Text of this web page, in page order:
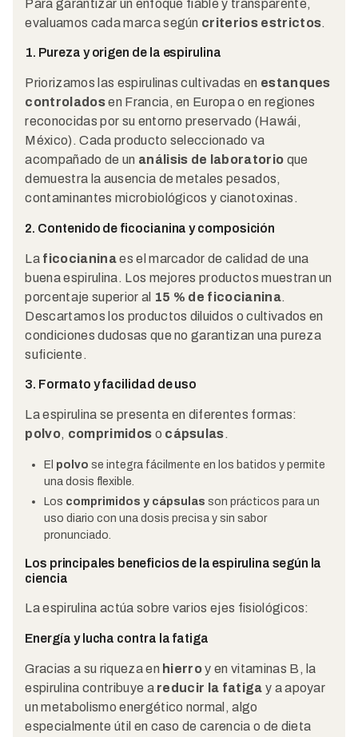
Para garantizar un enfoque fiable y transparente,
evaluamos cada marca según criterios estrictos.
1. Pureza y origen de la espirulina
Priorizamos las espirulinas cultivadas en estanques
controladosen Francia, en Europa o en regiones
reconocidas por su entorno preservado (Hawái,
México). Cada producto seleccionado va
acompañado de un análisis de laboratorio que
demuestra la ausencia de metales pesados,
contaminantes microbiológicos y cianotoxinas.
2. Contenido de ficocianina y composición
La ficocianinaes el marcador de calidad de una
buena espirulina. Los mejores productos muestran un
porcentaje superior al 15 % de ficocianina.
Descartamos los productos diluidos o cultivados en
condiciones dudosas que no garantizan una pureza
suficiente.
3. Formato y facilidad de uso
La espirulina se presenta en diferentes formas:
polvo, comprimidos o cápsulas.
El polvo se integra fácilmente en los batidos y permite
una dosis flexible.
Los comprimidos y cápsulas son prácticos para un
uso diario con una dosis precisa y sin sabor
pronunciado.
Los principales beneficios de la espirulina según la
ciencia
La espirulina actúa sobre varios ejes fisiológicos:
Energía y lucha contra la fatiga
Gracias a su riqueza en hierroy en vitaminas B, la
espirulina contribuye a reducir la fatiga y a apoyar
un metabolismo energético normal, algo
especialmente útil en caso de carencia o de dieta